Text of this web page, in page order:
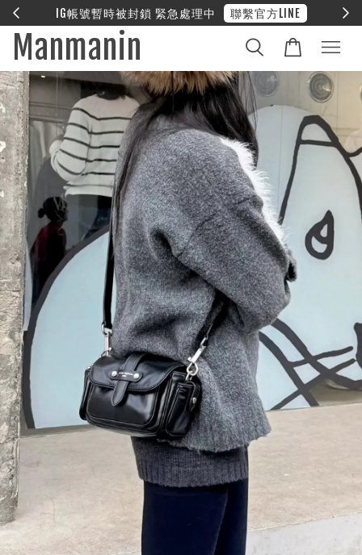
❤︎ 全館滿兩萬享免運
Manmanin